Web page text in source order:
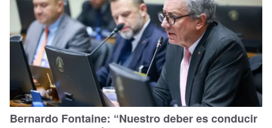
Bernardo Fontaine: “Nuestro deber es conducir